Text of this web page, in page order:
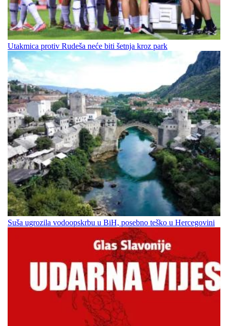
Utakmica protiv Rudeša neće biti šetnja kroz park
Suša ugrozila vodoopskrbu u BiH, posebno teško u Hercegovini